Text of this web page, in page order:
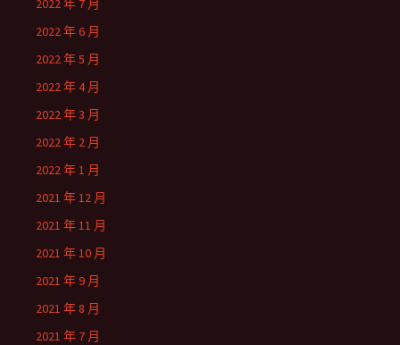
2022 年 7 月
2022 年 6 月
2022 年 5 月
2022 年 4 月
2022 年 3 月
2022 年 2 月
2022 年 1 月
2021 年 12 月
2021 年 11 月
2021 年 10 月
2021 年 9 月
2021 年 8 月
2021 年 7 月